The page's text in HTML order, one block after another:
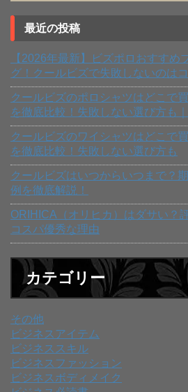
最近の投稿
【2026年最新】ビズポロおすすめ
グ！クールビズで失敗しないのはコ
クールビズのポロシャツはどこで
を徹底比較！失敗しない選び方も
クールビズのワイシャツはどこで
を徹底比較！失敗しない選び方も
クールビズはいつからいつまで？
例を徹底解説！
ORIHICA（オリヒカ）はダサい？
コスパ優秀な理由
カテゴリー
その他
ビジネスアイテム
ビジネススキル
ビジネスファッション
ビジネスボディメイク